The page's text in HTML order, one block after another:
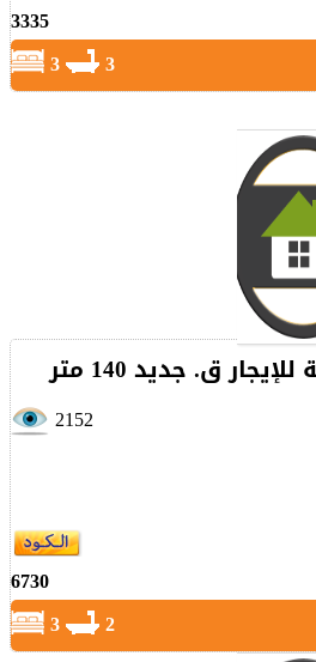
3335
3
ق. جديد 140 متر
2152
6730
2